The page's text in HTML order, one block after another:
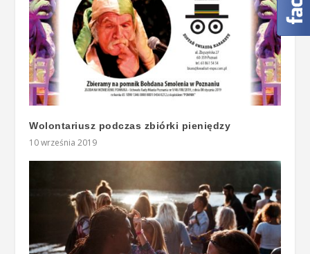
Wolontariusz podczas zbiórki pieniędzy
10 września 2019